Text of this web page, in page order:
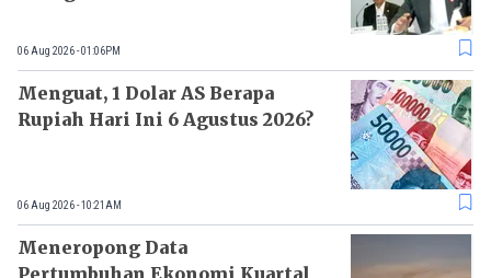
06 Aug 2026 - 01:06PM
Menguat, 1 Dolar AS Berapa
Rupiah Hari Ini 6 Agustus 2026?
06 Aug 2026 - 10:21AM
Meneropong Data
Pertumbuhan Ekonomi Kuartal